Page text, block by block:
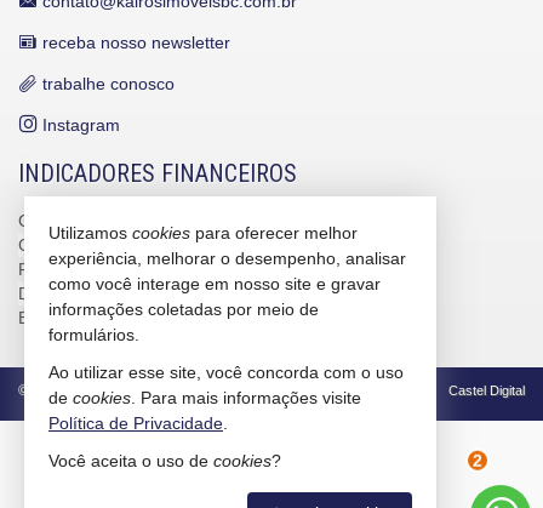
receba nosso newsletter
trabalhe conosco
Instagram
INDICADORES FINANCEIROS
CUB /
CUB /SCvariação
0,95%
Poupança
0,6738%
Dólar Comercial
R$ 5,09
Euro
R$ 5,88
© 2026 CRECI/SC 4586-J Política de Privacidade Castel Digital
2
Utilizamos cookies para oferecer melhor
experiência, melhorar o desempenho, analisar
como você interage em nosso site e gravar
informações coletadas por meio de
formulários.
Ao utilizar esse site, você concorda com o uso
de cookies . Para mais informações visite
Política de Privacidade
Você aceita o uso de cookies?